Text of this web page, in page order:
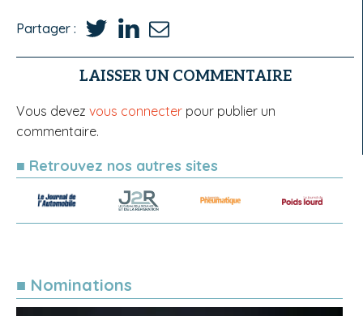
Partager :
LAISSER UN COMMENTAIRE
Vous devez vous connecter pour publier un
commentaire.
■ Retrouvez nos autres sites
■ Nominations